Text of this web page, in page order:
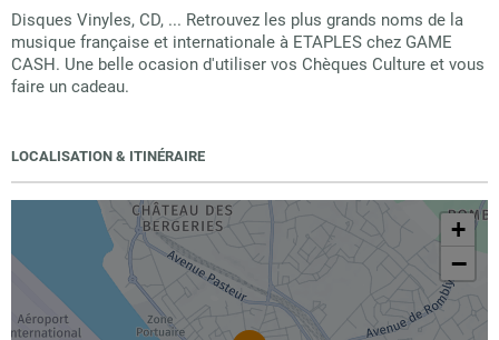
Disques Vinyles, CD, ... Retrouvez les plus grands noms de la
musique française et internationale à ETAPLES chez GAME
CASH. Une belle ocasion d'utiliser vos Chèques Culture et vous
faire un cadeau.
LOCALISATION & ITINÉRAIRE
+
−